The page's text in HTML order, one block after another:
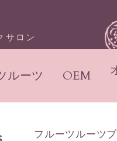
サロン
ルーツ OEM
フルーツルーツ